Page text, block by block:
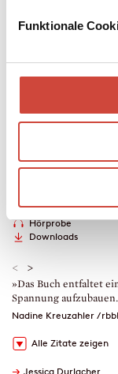
Funktionale
ihre Welt aus den
erschienen am 25. Mai
* unverb.
Leseprobe
Hörprobe
Downloads
< >
»Das Buch entfaltet
Spannung
Nadine Kreuzahler /
Alle Zitate zeigen
→ Jessica Durlacher